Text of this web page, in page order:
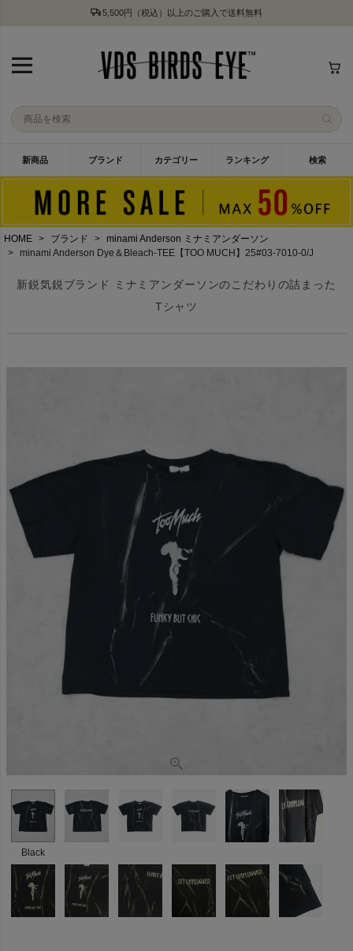
5,500円（税込）以上のご購入で送料無料
新商品 ブランド カテゴリー ランキング 検索
HOME ブランド
minami Anderson ミナミアンダーソン
minami Anderson Dye＆Bleach-TEE【TOO MUCH】25#03-7010-0/J
新鋭気鋭ブランド ミナミアンダーソンのこだわりの詰まった
Tシャツ
Black